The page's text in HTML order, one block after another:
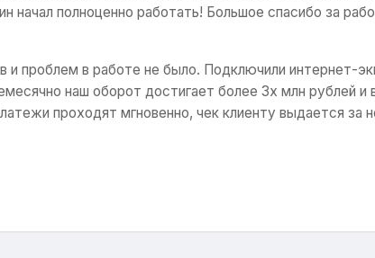
начал полноценно работать! Большое спасибо за
проблем в работе не было. Подключили интернет-
наш оборот достигает более 3х млн рублей и
проходят мгновенно, чек клиенту выдается за